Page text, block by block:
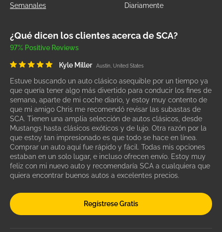
Semanales
Diariamente
¿Qué dicen los clientes acerca de SCA?
97% Positive Reviews
Kyle Miller Austin, United States
Estuve buscando un auto clásico asequible por un tiempo ya
que quería tener algo más divertido para conducir los fines de
semana, aparte de mi coche diario, y estoy muy contento de
que mi amigo Chris me recomendó revisar las subastas de
SCA. Tienen una amplia selección de autos clásicos, desde
Mustangs hasta clásicos exóticos y de lujo. Otra razón por la
que estoy tan impresionado es que todo se hace en línea.
Comprar un auto aquí fue rápido y fácil. Todas mis opciones
estaban en un solo lugar, e incluso ofrecen envío. Estoy muy
feliz con mi nuevo auto y recomendaría SCA a cualquiera que
quiera encontrar buenos autos a excelentes precios.
Regístrese Gratis